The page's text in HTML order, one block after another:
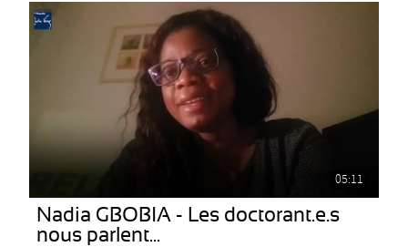
05:11
Nadia GBOBIA - Les doctorant.e.s
nous parlent...